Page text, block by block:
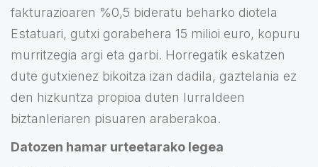
fakturazioaren %0,5 bideratu beharko diotela
Estatuari, gutxi gorabehera 15 milioi euro, kopuru
murritzegia argi eta garbi. Horregatik eskatzen
dute gutxienez bikoitza izan dadila, gaztelania ez
den hizkuntza propioa duten lurraldeen
biztanleriaren pisuaren araberakoa.
Datozen hamar urteetarako legea